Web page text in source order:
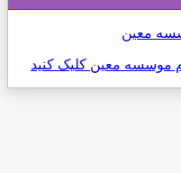
موسسه معین کلیک کنید